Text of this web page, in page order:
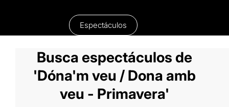
Espectáculos
Busca espectáculos de
'Dóna'm veu / Dona amb
veu - Primavera'